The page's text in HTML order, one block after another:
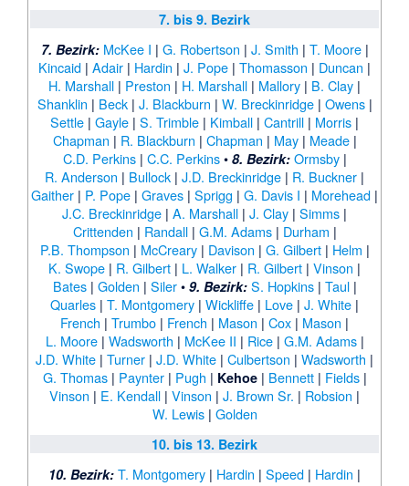
7. bis 9. Bezirk
7. Bezirk: McKee I | G. Robertson | J. Smith | T. Moore|
Kincaid | Adair | Hardin | J. Pope | Thomasson | Duncan |
H. Marshall | Preston | H. Marshall | Mallory | B. Clay |
Shanklin | Beck| J. Blackburn | W. Breckinridge| Owens|
Settle | Gayle | S. Trimble | Kimball | Cantrill | Morris |
Chapman | R. Blackburn | Chapman | May| Meade|
C.D. Perkins| C.C. Perkins• 8. Bezirk: Ormsby|
R. Anderson | Bullock | J.D. Breckinridge | R. Buckner |
Gaither | P. Pope | Graves | Sprigg | G. Davis I | Morehead |
J.C. Breckinridge | A. Marshall | J. Clay | Simms |
Crittenden | Randall| G.M. Adams| Durham |
P.B. Thompson | McCreary| Davison | G. Gilbert| Helm |
K. Swope | R. Gilbert | L. Walker | R. Gilbert | Vinson |
Bates| Golden | Siler• 9. Bezirk: S. Hopkins| Taul|
Quarles | T. Montgomery | Wickliffe | Love | J. White |
French | Trumbo | French | Mason | Cox | Mason |
L. Moore| Wadsworth | McKee II | Rice| G.M. Adams|
J.D. White | Turner | J.D. White | Culbertson | Wadsworth |
G. Thomas| Paynter| Pugh | Kehoe| Bennett| Fields|
Vinson | E. Kendall | Vinson | J. Brown Sr. | Robsion |
W. Lewis| Golden
10. bis 13. Bezirk
10. Bezirk: T. Montgomery | Hardin | Speed | Hardin |